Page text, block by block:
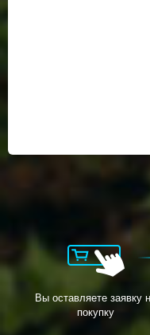
Вы оставляете заявку
покупку